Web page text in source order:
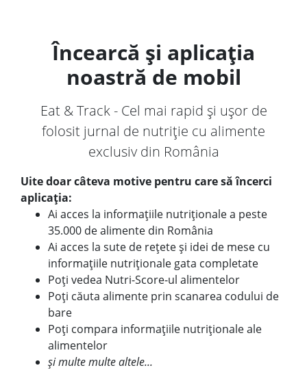
Încearcă și aplicația
noastră de mobil
Eat & Track - Cel mai rapid și ușor de
folosit jurnal de nutriție cu alimente
exclusiv din România
Uite doar câteva motive pentru care să încerci
aplicația:
Ai acces la informațiile nutriționale a peste
35.000 de alimente din România
Ai acces la sute de rețete și idei de mese cu
informațiile nutriționale gata completate
Poți vedea Nutri-Score-ul alimentelor
Poți căuta alimente prin scanarea codului de
bare
Poți compara informațiile nutriționale ale
alimentelor
și multe multe altele...